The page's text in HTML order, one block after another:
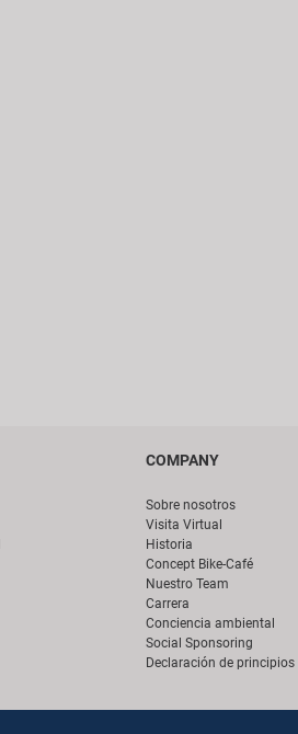
COMPANY
Sobre nosotros
Visita Virtual
Historia
Concept Bike-Café
Nuestro Team
Carrera
Conciencia ambiental
Social Sponsoring
Declaración de principios